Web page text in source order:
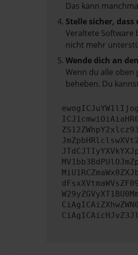
Das kann
Stelle sicher,
Veraltete Software
nicht mehr
Wende dich an
Wenn du alle oben
beheben. Du